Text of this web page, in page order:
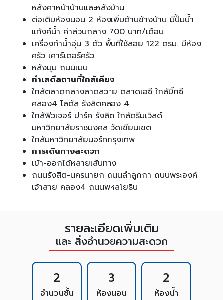
หลังคาหน้าบ้านและหลังบ้าน
ต่อเติมห้องนอน 2 ห้องเพิ่มด้านข้างบ้าน มีปั้มน้ำ
แท้งค์น้ำ ค่าส่วนกลาง 700 บาท/เดือน
เครื่องทำน้ำอุ่น 3 ตัว พื้นที่ใช้สอย 122 ตรม. มีห้อง
ครัว เคาร์เตอร์ครัว
หลังมุม ถนนเมน
ทำเลดีสถานที่ใกล้เคียง
ใกล้ตลาดกลางลาดสวาย ตลาดเอซี ใกล้บิ๊กซี
คลอง4 โลตัส รังสิตคลอง 4
ใกล้ฟิวเจอร์ ปาร์ค รังสิต ใกล้ดรีมเวิลด์
มหาวิทยาลัยราชมงคล วัดเขียนเขต
ใกล้มหาวิทยาลัยนอร์ทกรุงเทพ
การเดินทางสะดวก
เข้า-ออกได้หลายเส้นทาง
ถนนรังสิต-นครนายก ถนนลำลูกกา ถนนพระองค์
เจ้าสาย คลอง4 ถนนพหลโยธิน
รายละเอียดเพิ่มเติม
และ สิ่งอำนวยความสะดวก
2
จำนวนชั้น
3
ห้องนอน
2
ห้องน้ำ